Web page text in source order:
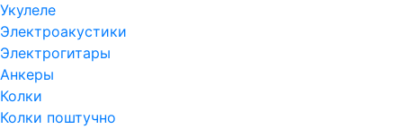
Укулеле
Электроакустики
Электрогитары
Анкеры
Колки
Колки поштучно